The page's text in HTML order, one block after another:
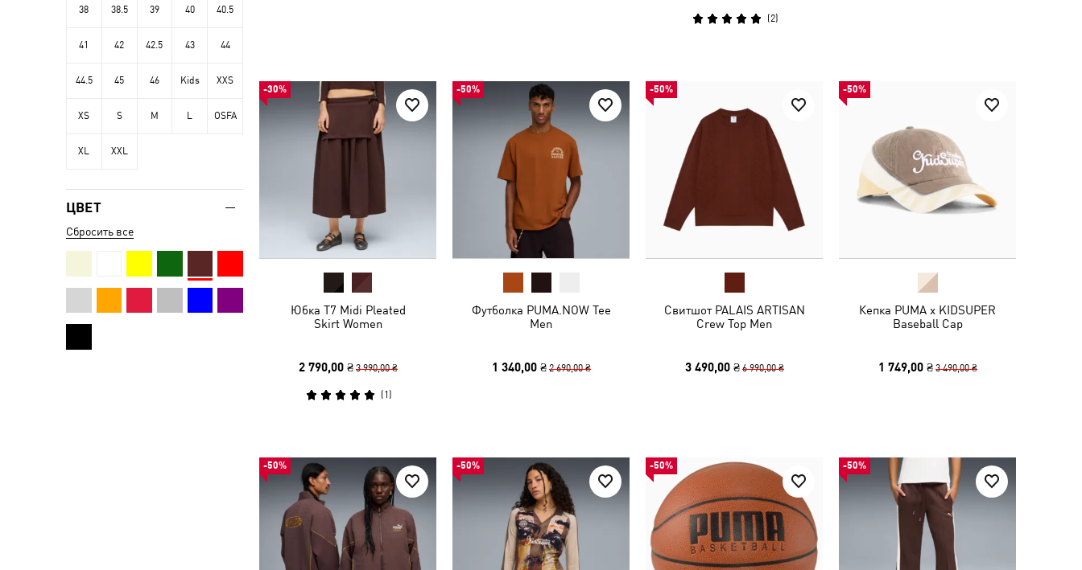
(2)
-30%
Юбка T7 Midi Pleated
Skirt Women
2 790,00 ₴ 3 990,00 ₴
(1 )
-50%
Футболка PUMA.NOW Tee
Men
1 340,00 ₴ 2 690,00 ₴
-50%
Свитшот PALAIS ARTISAN
Crew Top Men
3 490,00 ₴ 6 990,00 ₴
-50%
Кепка PUMA x KIDSUPER
Baseball Cap
1 749,00 ₴ 3 490,00 ₴
-50% -50% -50% -50%
38 38.5 39 40 40.5
41 42 42.5 43 44
44.5 45 46 Kids XXS
XS S M L OSFA
XL XXL
ЦВЕТ
Сбросить все